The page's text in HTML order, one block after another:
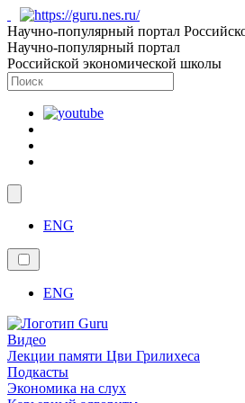
Научно-популярный портал
Научно-популярный портал
Российской экономической школы
ENG
ENG
Видео
Лекции памяти Цви Грилихеса
Подкасты
Экономика на слух